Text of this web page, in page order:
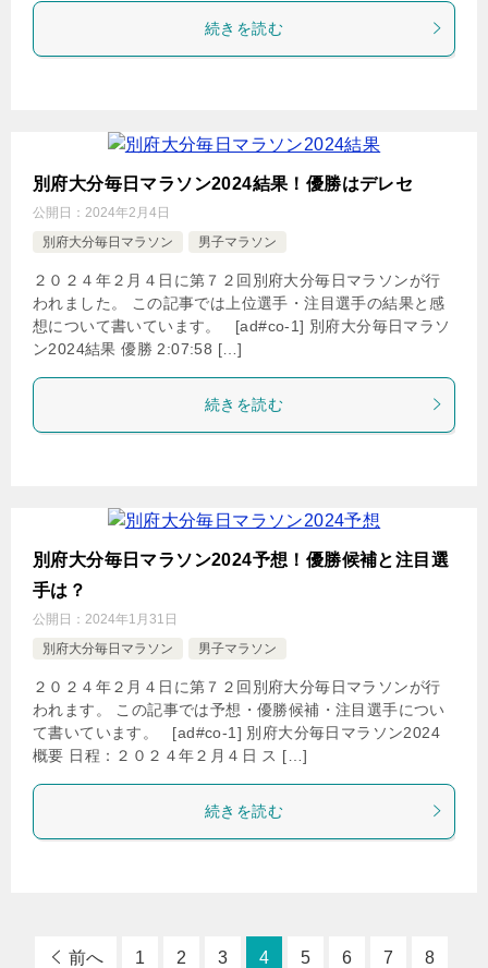
続きを読む
別府大分毎日マラソン2024結果！優勝はデレセ
公開日： 2024年2月4日
別府大分毎日マラソン
男子マラソン
２０２４年２月４日に第７２回別府大分毎日マラソンが行
われました。 この記事では上位選手・注目選手の結果と感
想について書いています。 [ad#co-1] 別府大分毎日マラソ
ン2024結果 優勝 2:07:58 […]
続きを読む
別府大分毎日マラソン2024予想！優勝候補と注目選
手は？
公開日： 2024年1月31日
別府大分毎日マラソン
男子マラソン
２０２４年２月４日に第７２回別府大分毎日マラソンが行
われます。 この記事では予想・優勝候補・注目選手につい
て書いています。 [ad#co-1] 別府大分毎日マラソン2024
概要 日程：２０２４年２月４日 ス […]
続きを読む
前へ 1 2 3 4 5 6 7 8